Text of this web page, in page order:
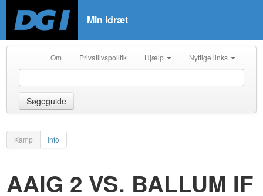
Min Idræt
Om Privatlivspolitik Hjælp Nyttige links
Søgeguide
Kamp Info
AAIG 2 VS. BALLUM IF